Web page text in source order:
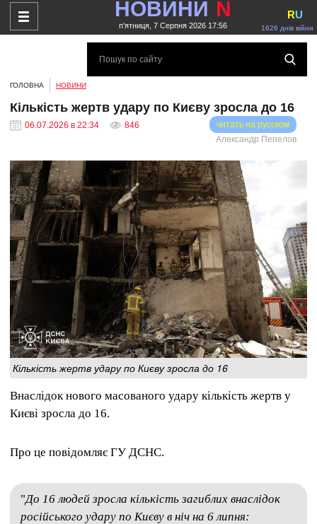
НОВИНИ N
п'ятниця, 7 Серпня 2026 17:56 1626 днів війни
RU
ГОЛОВНА НОВИНИ
Кількість жертв удару по Києву зросла до 16
06.07.2026 в 22:34 846
читать на русском
Александр Пепелов
Кількість жертв удару по Києву зросла до 16
Внаслідок нового масованого удару кількість жертв у
Києві зросла до 16.
Про це повідомляє ГУ ДСНС.
"До 16 людей зросла кількість загиблих внаслідок
російського удару по Києву в ніч на 6 липня: